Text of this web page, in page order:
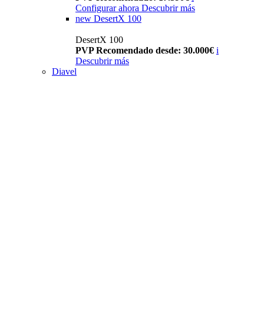
Configurar ahora Descubrir más
new DesertX 100
DesertX 100
PVP Recomendado desde: 30.000€ i
Descubrir más
Diavel